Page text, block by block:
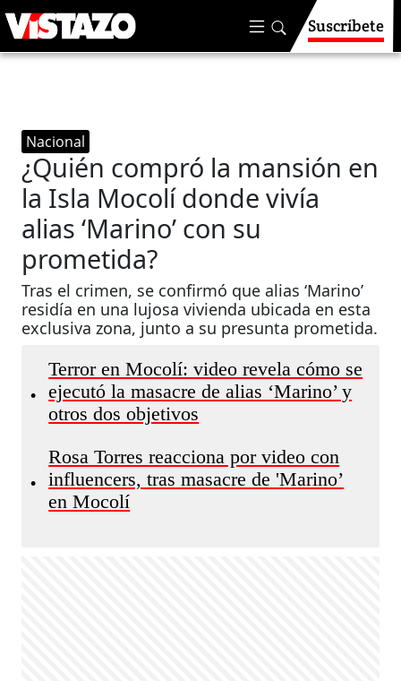
Suscríbete
Nacional
¿Quién compró la mansión en
la Isla Mocolí donde vivía
alias ‘Marino’ con su
prometida?
Tras el crimen, se confirmó que alias ‘Marino’
residía en una lujosa vivienda ubicada en esta
exclusiva zona, junto a su presunta prometida.
•
Terror en Mocolí: video revela cómo se
ejecutó la masacre de alias ‘Marino’ y
otros dos objetivos
•
Rosa Torres reacciona por video con
influencers, tras masacre de 'Marino’
en Mocolí